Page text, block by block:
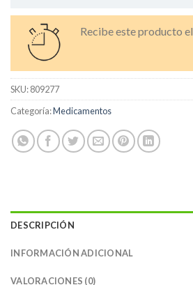
Recibe este producto el
SKU:809277
Categoría:Medicamentos
DESCRIPCIÓN
INFORMACIÓN ADICIONAL
VALORACIONES (0)